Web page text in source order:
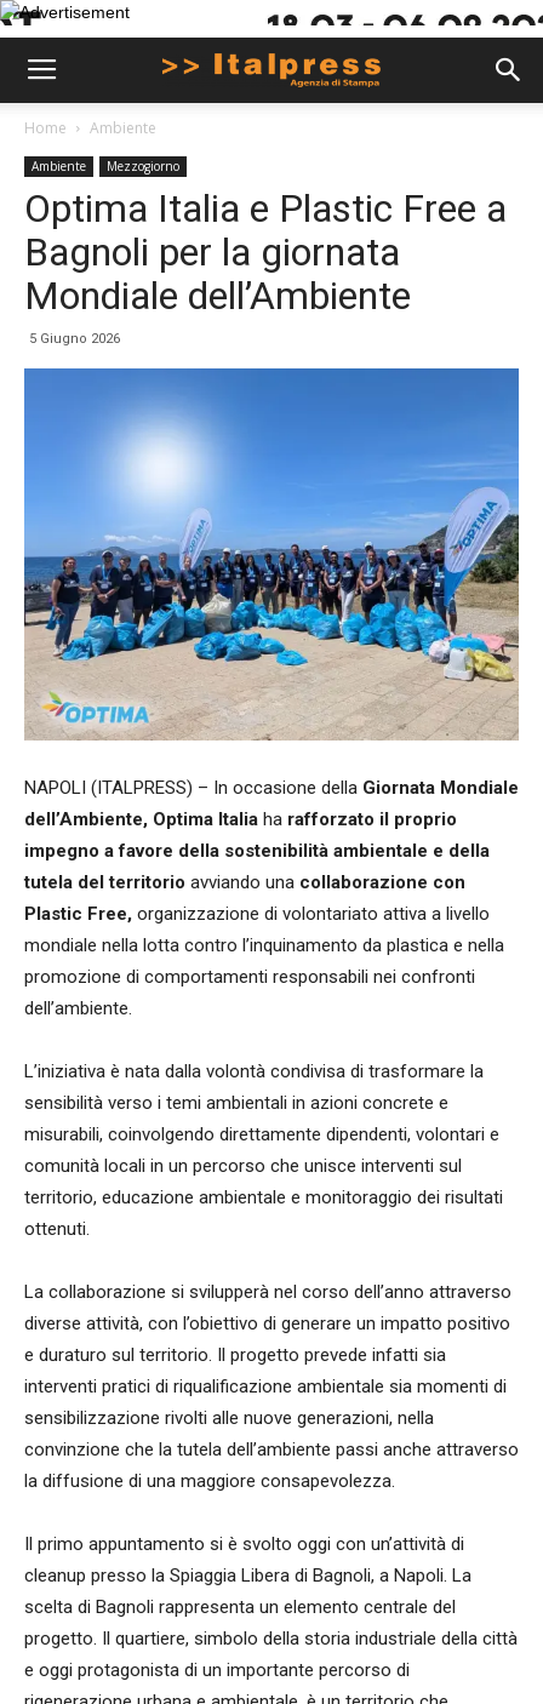
Home Ambiente
Ambiente Mezzogiorno
Optima Italia e Plastic Free a
Bagnoli per la giornata
Mondiale dell’Ambiente
5 Giugno 2026
NAPOLI (ITALPRESS) – In occasione della Giornata Mondiale
dell’Ambiente, Optima Italia ha rafforzato il proprio
impegno a favore della sostenibilità ambientale e della
tutela del territorio avviando una collaborazione con
Plastic Free, organizzazione di volontariato attiva a livello
mondiale nella lotta contro l’inquinamento da plastica e nella
promozione di comportamenti responsabili nei confronti
dell’ambiente.
L’iniziativa è nata dalla volontà condivisa di trasformare la
sensibilità verso i temi ambientali in azioni concrete e
misurabili, coinvolgendo direttamente dipendenti, volontari e
comunità locali in un percorso che unisce interventi sul
territorio, educazione ambientale e monitoraggio dei risultati
ottenuti.
La collaborazione si svilupperà nel corso dell’anno attraverso
diverse attività, con l’obiettivo di generare un impatto positivo
e duraturo sul territorio. Il progetto prevede infatti sia
interventi pratici di riqualificazione ambientale sia momenti di
sensibilizzazione rivolti alle nuove generazioni, nella
convinzione che la tutela dell’ambiente passi anche attraverso
la diffusione di una maggiore consapevolezza.
Il primo appuntamento si è svolto oggi con un’attività di
cleanup presso la Spiaggia Libera di Bagnoli, a Napoli. La
scelta di Bagnoli rappresenta un elemento centrale del
progetto. Il quartiere, simbolo della storia industriale della città
e oggi protagonista di un importante percorso di